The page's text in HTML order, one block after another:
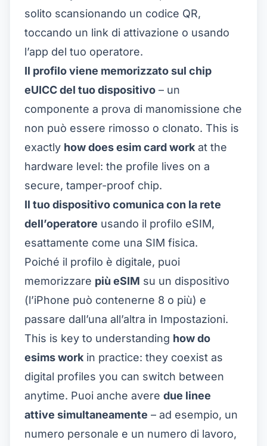
solito scansionando un codice QR,
toccando un link di attivazione o usando
l’app del tuo operatore.
Il profilo viene memorizzato sul chip
eUICC del tuo dispositivo – un
componente a prova di manomissione che
non può essere rimosso o clonato. This is
exactly how does esim card work at the
hardware level: the profile lives on a
secure, tamper-proof chip.
Il tuo dispositivo comunica con la rete
dell’operatore usando il profilo eSIM,
esattamente come una SIM fisica.
Poiché il profilo è digitale, puoi
memorizzare più eSIM su un dispositivo
(l’iPhone può contenerne 8 o più) e
passare dall’una all’altra in Impostazioni.
This is key to understanding how do
esims work in practice: they coexist as
digital profiles you can switch between
anytime. Puoi anche avere due linee
attive simultaneamente – ad esempio, un
numero personale e un numero di lavoro,